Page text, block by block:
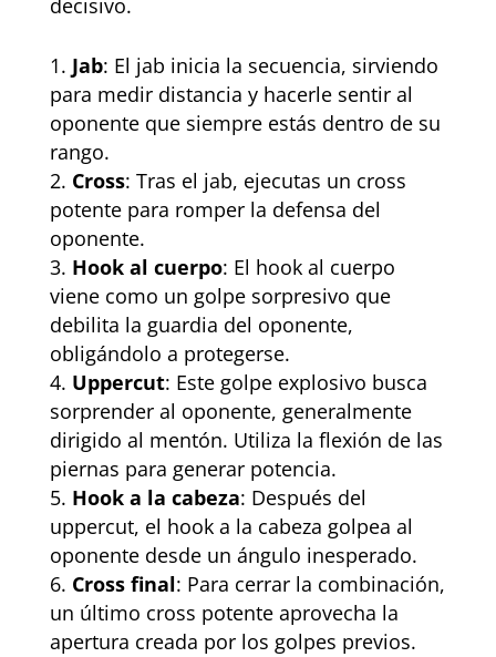
decisivo.
Jab: El jab inicia la secuencia, sirviendo
para medir distancia y hacerle sentir al
oponente que siempre estás dentro de su
rango.
Cross: Tras el jab, ejecutas un cross
potente para romper la defensa del
oponente.
Hook al cuerpo: El hook al cuerpo
viene como un golpe sorpresivo que
debilita la guardia del oponente,
obligándolo a protegerse.
Uppercut: Este golpe explosivo busca
sorprender al oponente, generalmente
dirigido al mentón. Utiliza la flexión de las
piernas para generar potencia.
Hook a la cabeza: Después del
uppercut, el hook a la cabeza golpea al
oponente desde un ángulo inesperado.
Cross final: Para cerrar la combinación,
un último cross potente aprovecha la
apertura creada por los golpes previos.